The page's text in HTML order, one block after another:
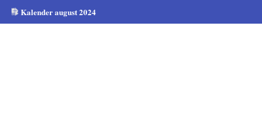
Kalender august 2024